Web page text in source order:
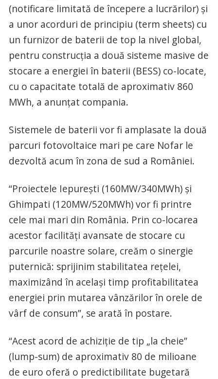
(notificare limitată de începere a lucrărilor) și
a unor acorduri de principiu (term sheets) cu
un furnizor de baterii de top la nivel global,
pentru construcția a două sisteme masive de
stocare a energiei în baterii (BESS) co-locate,
cu o capacitate totală de aproximativ 860
MWh, a anunțat compania.
Sistemele de baterii vor fi amplasate la două
parcuri fotovoltaice mari pe care Nofar le
dezvoltă acum în zona de sud a României.
“Proiectele Iepurești (160MW/340MWh) și
Ghimpati (120MW/520MWh) vor fi printre
cele mai mari din România. Prin co-locarea
acestor facilități avansate de stocare cu
parcurile noastre solare, creăm o sinergie
puternică: sprijinim stabilitatea rețelei,
maximizând în același timp profitabilitatea
energiei prin mutarea vânzărilor în orele de
vârf de consum”, se arată în postare.
“Acest acord de achiziție de tip „la cheie”
(lump-sum) de aproximativ 80 de milioane
de euro oferă o predictibilitate bugetară